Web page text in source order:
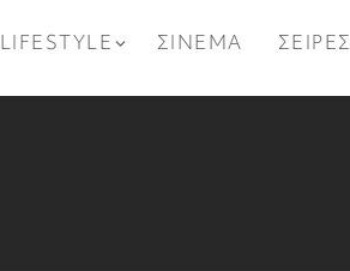
LIFESTYLE ΣΙΝΕΜΑ ΣΕΙΡΕΣ